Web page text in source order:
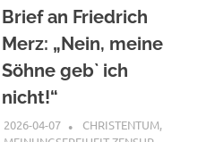
Brief an Friedrich
Merz: „Nein, meine
Söhne geb` ich
nicht!“
2026-04-07 XX
CHRISTENTUM,